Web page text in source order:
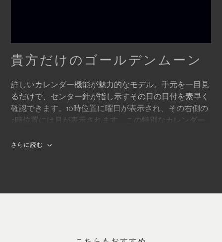
貴方だけのゴールデンムーン
詳しいカレンダー機能が魅力的なモデル。手元を一目見
るだけで、センター針が指し示すその日の日付を素早く
確認できます。10時位置に曜日が表示され、その右側の
2時位置には月が表示されます。この特別なカレンダー
ブルーを背景に金色に輝くムーンディスクが現れます。
さらに読む